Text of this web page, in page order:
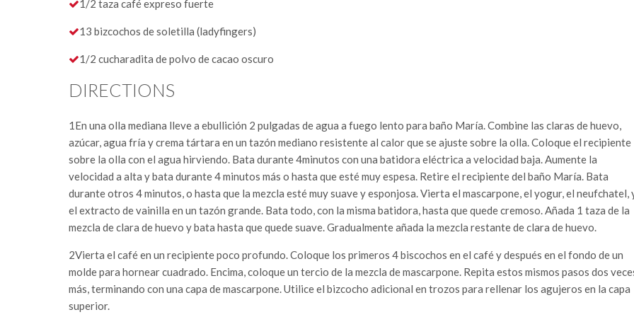
1/2 taza café expreso fuerte
13 bizcochos de soletilla (ladyfingers)
1/2 cucharadita de polvo de cacao oscuro
DIRECTIONS
1En una olla mediana lleve a ebullición 2 pulgadas de agua a fuego lento para baño María. Combine las claras de huevo,
azúcar, agua fría y crema tártara en un tazón mediano resistente al calor que se ajuste sobre la olla. Coloque el recipiente
sobre la olla con el agua hirviendo. Bata durante 4minutos con una batidora eléctrica a velocidad baja. Aumente la
velocidad a alta y bata durante 4 minutos más o hasta que esté muy espesa. Retire el recipiente del baño María. Bata
durante otros 4 minutos, o hasta que la mezcla esté muy suave y esponjosa. Vierta el mascarpone, el yogur, el neufchatel,
el extracto de vainilla en un tazón grande. Bata todo, con la misma batidora, hasta que quede cremoso. Añada 1 taza de la
mezcla de clara de huevo y bata hasta que quede suave. Gradualmente añada la mezcla restante de clara de huevo.
2Vierta el café en un recipiente poco profundo. Coloque los primeros 4 biscochos en el café y después en el fondo de un
molde para hornear cuadrado. Encima, coloque un tercio de la mezcla de mascarpone. Repita estos mismos pasos dos
más, terminando con una capa de mascarpone. Utilice el bizcocho adicional en trozos para rellenar los agujeros en la capa
superior.